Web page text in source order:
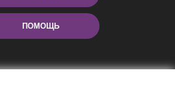
ПОМОЩЬ